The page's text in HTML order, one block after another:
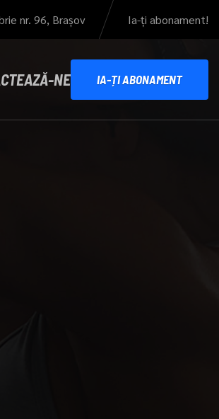
nr. 96, Brașov Ia-ți abonament!
NE IA-ȚI ABONAMENT